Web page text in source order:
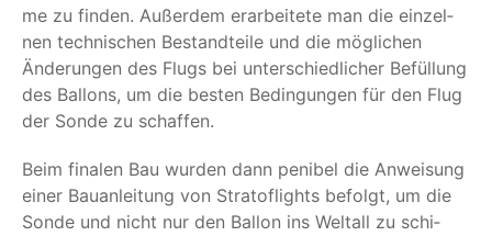
me zu fin­den. Außer­dem erar­bei­te­te man die ein­zel­
nen tech­ni­schen Bestand­tei­le und die mög­li­chen
Ände­run­gen des Flugs bei unter­schied­li­cher Befül­lung
des Bal­lons, um die bes­ten Bedin­gun­gen für den Flug
der Son­de zu schaffen.
Beim fina­len Bau wur­den dann peni­bel die Anwei­sung
einer Bau­an­lei­tung von Strat­of­lights befolgt, um die
Son­de und nicht nur den Bal­lon ins Welt­all zu schi­